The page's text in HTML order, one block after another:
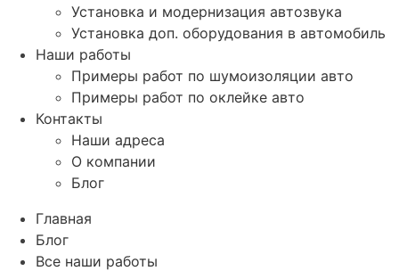
Установка и модернизация автозвука
Установка доп. оборудования в автомобиль
Наши работы
Примеры работ по шумоизоляции авто
Примеры работ по оклейке авто
Контакты
Наши адреса
О компании
Блог
Главная
Блог
Все наши работы